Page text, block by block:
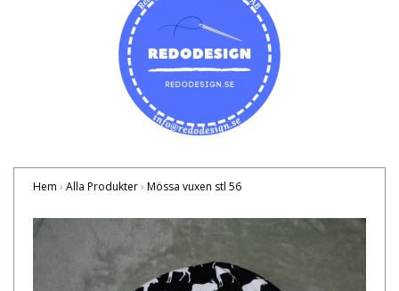
Hem › Alla Produkter› Mössa vuxen stl 56